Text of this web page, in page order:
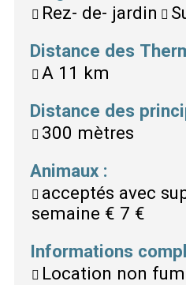
Rez- de- jardin
Distance des
A 11 km
Distance des
300 mètres
Animaux :
acceptés avec
semaine € 7 €
Informations
Location non